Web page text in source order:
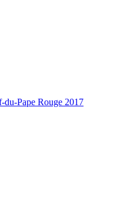
du-Pape Rouge 2017